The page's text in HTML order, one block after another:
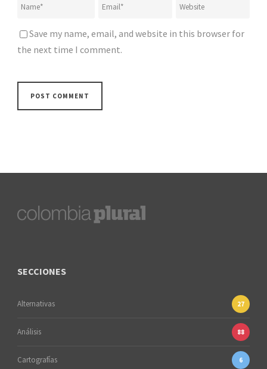
Save my name, email, and website in this browser for
the next time I comment.
SECCIONES
Alternativas 27
Análisis 88
Cartografías 6